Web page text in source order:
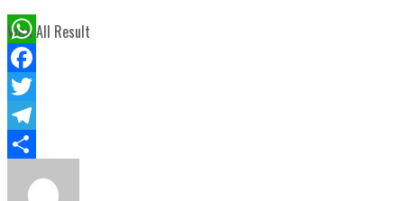
View All Result
WhatsApp
Facebook
Twitter
Telegram
Share